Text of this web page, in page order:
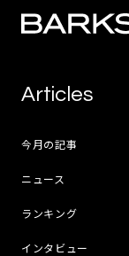
Articles
今月の記事
ニュース
ランキング
インタビュー